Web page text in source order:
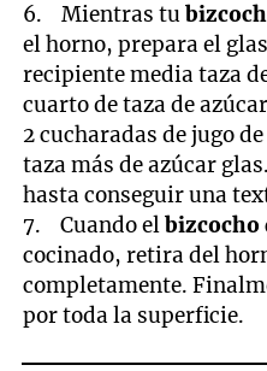
6. Mientras tu
el horno, prepara el
recipiente media taza
cuarto de taza de
2 cucharadas de jugo
taza más de azúcar
hasta conseguir una
7. Cuando elbizcocho
cocinado, retira del
completamente.
por toda la superficie.